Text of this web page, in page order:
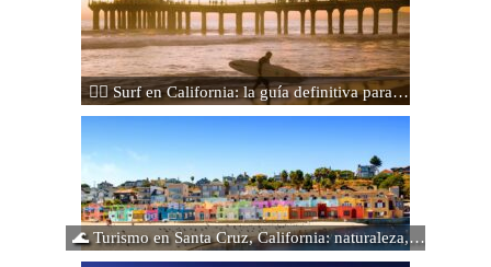
🏄‍♂️ Surf en California: la guía definitiva para…
🌊 Turismo en Santa Cruz, California: naturaleza,…